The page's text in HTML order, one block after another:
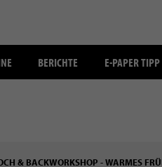
BERICHTE E-PAPER TIPP
& BACKWORKSHOP - WARMES